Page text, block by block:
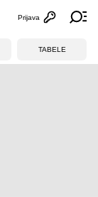
Otvori
Prijava
TABELE